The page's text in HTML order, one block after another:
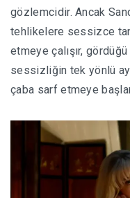
gözlemcidir. Ancak
tehlikelere sessizce
etmeye çalışır,
sessizliğin tek yönlü
çaba sarf etmeye